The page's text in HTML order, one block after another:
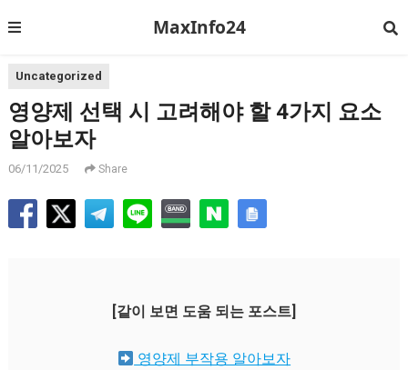
MaxInfo24
Uncategorized
영양제 선택 시 고려해야 할 4가지 요소
알아보자
06/11/2025 Share
[같이 보면 도움 되는 포스트]
영양제 부작용 알아보자